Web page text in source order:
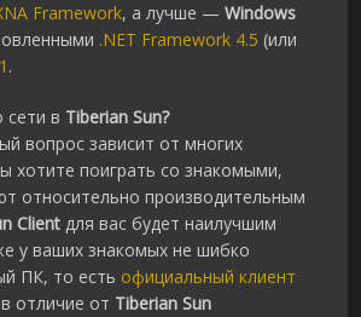
Framework, а лучше —Windows
.NET Framework 4.5 (или
.
сети в Tiberian Sun?
вопрос зависит от многих
хотите поиграть со знакомыми,
относительно производительным
Client для вас будет наилучшим
у ваших знакомых не шибко
ПК, то есть официальный клиент
отличие от Tiberian Sun